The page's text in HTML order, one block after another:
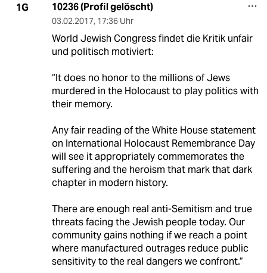
1G 10236 (Profil gelöscht)
03.02.2017, 17:36 Uhr
World Jewish Congress findet die Kritik unfair
und politisch motiviert:
“It does no honor to the millions of Jews
murdered in the Holocaust to play politics with
their memory.
Any fair reading of the White House statement
on International Holocaust Remembrance Day
will see it appropriately commemorates the
suffering and the heroism that mark that dark
chapter in modern history.
There are enough real anti-Semitism and true
threats facing the Jewish people today. Our
community gains nothing if we reach a point
where manufactured outrages reduce public
sensitivity to the real dangers we confront.”